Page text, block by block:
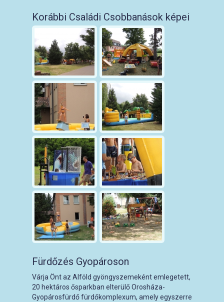
Korábbi Családi Csobbanások képei
Fürdőzés Gyopároson
Várja Önt az Alföld gyöngyszemeként emlegetett,
20 hektáros ősparkban elterülő Orosháza-
Gyopárosfürdő fürdőkomplexum, amely egyszerre